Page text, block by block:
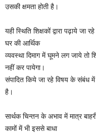
उसकी क्षमता होती है।
यही स्थिति शिक्षकों द्वारा पढ़ाये
घर की आर्थिक
व्यवस्था दिमाग में घूमने लग जाये तो
नहीं कर पायेगा।
संपादित किये जा रहे विषय के संबंध में
है।
सार्थक चिन्तन के अभाव में मात्र
कामों में भी इससे बाधा